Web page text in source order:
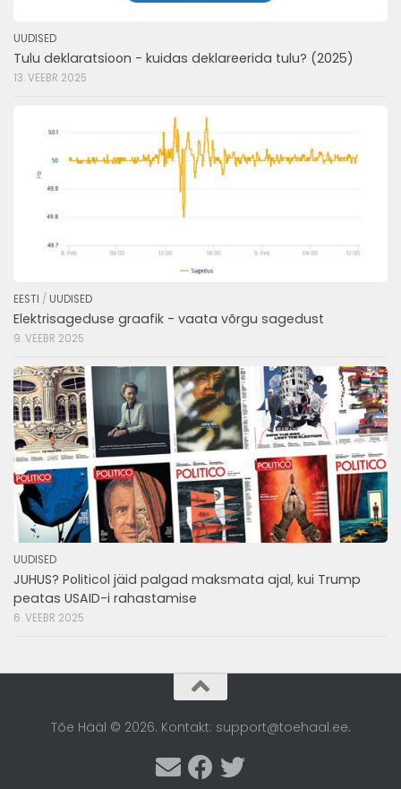
UUDISED
Tulu deklaratsioon - kuidas deklareerida tulu? (2025)
13. VEEBR 2025
EESTI / UUDISED
Elektrisageduse graafik - vaata võrgu sagedust
9. VEEBR 2025
UUDISED
JUHUS? Politicol jäid palgad maksmata ajal, kui Trump
peatas USAID-i rahastamise
6. VEEBR 2025
Tõe Hääl © 2026. Kontakt: support@toehaal.ee.